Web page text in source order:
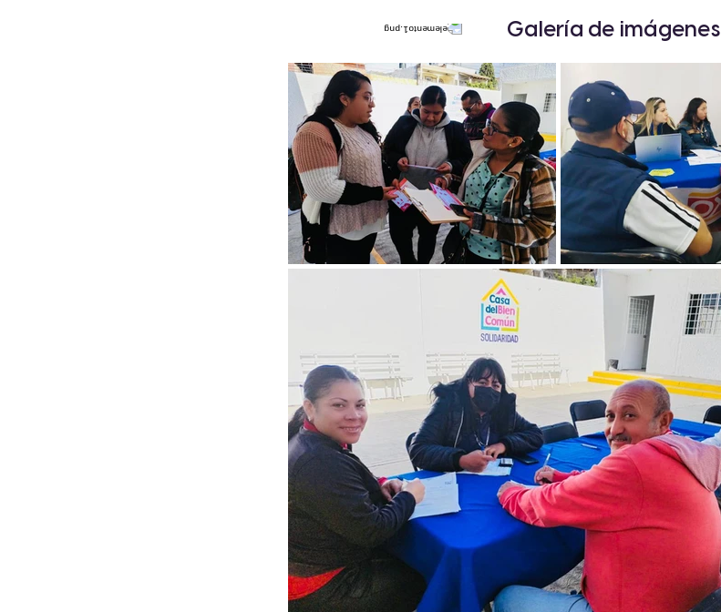
Galería de imágenes